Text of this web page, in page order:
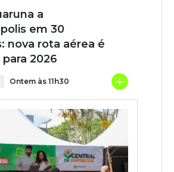
a
em 30
nova rota aérea é
2026
Ontem às 11h30 +